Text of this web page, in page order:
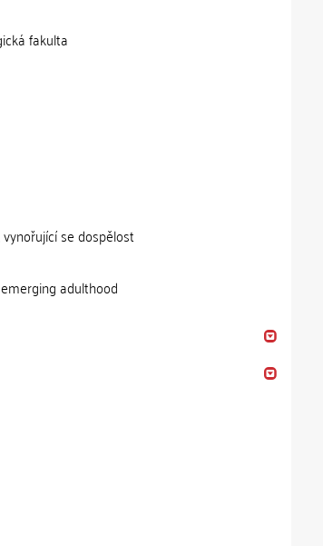
fakulta
se dospělost
adulthood